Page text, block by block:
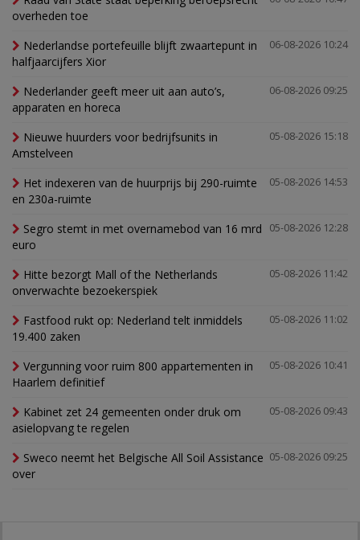
overheden toe
06-08-2026 10:24
Nederlandse portefeuille blijft zwaartepunt in
halfjaarcijfers Xior
06-08-2026 09:25
Nederlander geeft meer uit aan auto’s,
apparaten en horeca
05-08-2026 15:18
Nieuwe huurders voor bedrijfsunits in
Amstelveen
05-08-2026 14:53
Het indexeren van de huurprijs bij 290-ruimte
en 230a-ruimte
05-08-2026 12:28
Segro stemt in met overnamebod van 16 mrd
euro
05-08-2026 11:42
Hitte bezorgt Mall of the Netherlands
onverwachte bezoekerspiek
05-08-2026 11:02
Fastfood rukt op: Nederland telt inmiddels
19.400 zaken
05-08-2026 10:41
Vergunning voor ruim 800 appartementen in
Haarlem definitief
05-08-2026 09:43
Kabinet zet 24 gemeenten onder druk om
asielopvang te regelen
05-08-2026 09:25
Sweco neemt het Belgische All Soil Assistance
over